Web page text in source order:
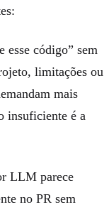
esse código” sem
limitações ou
mais
insuficiente é a
LLM parece
no PR sem